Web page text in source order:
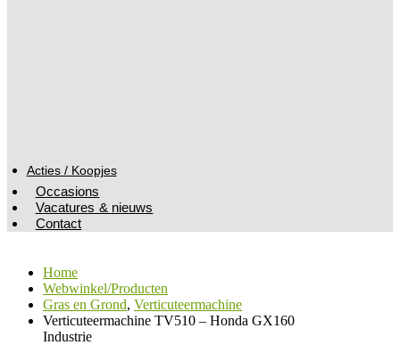
Acties / Koopjes
Occasions
Vacatures & nieuws
Contact
Home
Webwinkel/Producten
Gras en Grond, Verticuteermachine
Verticuteermachine TV510 – Honda GX160
Industrie